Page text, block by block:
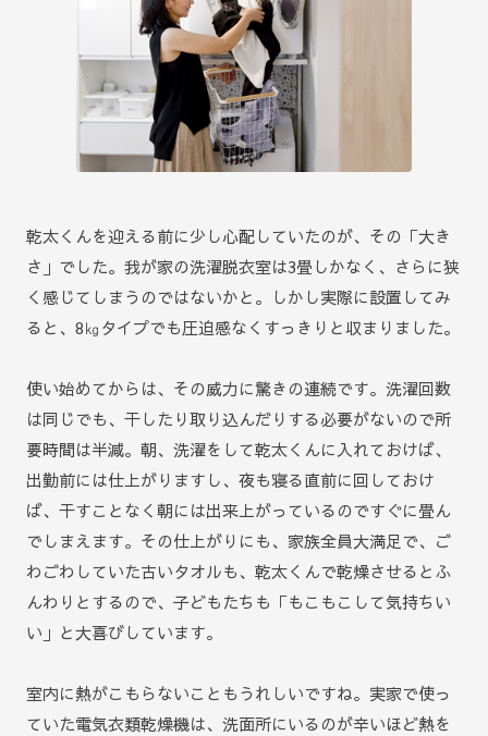
乾太くんを迎える前に少し心配していたのが、その「大き
さ」でした。我が家の洗濯脱衣室は3畳しかなく、さらに狭
く感じてしまうのではないかと。しかし実際に設置してみ
ると、8㎏タイプでも圧迫感なくすっきりと収まりました。
使い始めてからは、その威力に驚きの連続です。洗濯回数
は同じでも、干したり取り込んだりする必要がないので所
要時間は半減。朝、洗濯をして乾太くんに入れておけば、
出勤前には仕上がりますし、夜も寝る直前に回しておけ
ば、干すことなく朝には出来上がっているのですぐに畳ん
でしまえます。その仕上がりにも、家族全員大満足で、ご
わごわしていた古いタオルも、乾太くんで乾燥させるとふ
んわりとするので、子どもたちも「もこもこして気持ちい
い」と大喜びしています。
室内に熱がこもらないこともうれしいですね。実家で使っ
ていた電気衣類乾燥機は、洗面所にいるのが辛いほど熱を